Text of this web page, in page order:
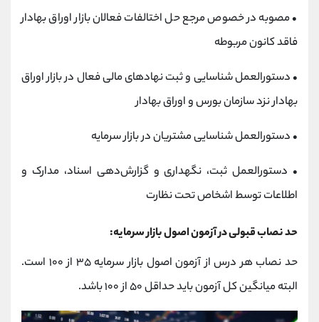
• مصوبه در خصوص مرجع حل اختالفات فعالان بازار اوراق بهادار
فاقد کانون مربوطه
• دستورالعمل شناسایی و ثبت نهادهای مالی فعال در بازار اوراق
بهادار نزد سازمان بورس و اوراق بهادار
• دستورالعمل شناسایی مشتریان در بازار سرمایه
• دستورالعمل ثبت، نگهداری و گزارش‌دهی اسناد، مدارک و
اطلاعات توسط اشخاص تحت نظارت
حد نصاب قبولی در آزمون اصول بازار سرمایه:
حد نصاب هر درس از آزمون اصول بازار سرمایه ۳۵ از ۱۰۰ است.
البته میانگین کل آزمون باید حداقل ۵۰ از ۱۰۰ باشد.